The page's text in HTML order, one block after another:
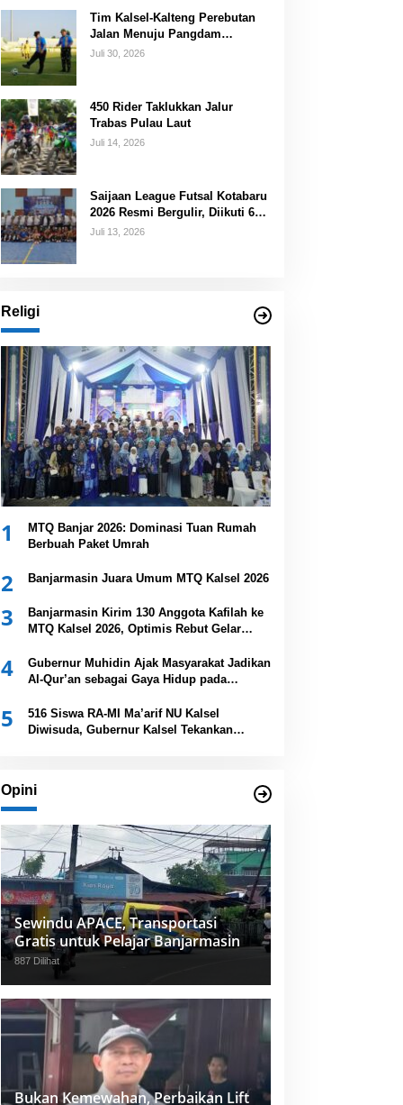
Tim Kalsel-Kalteng Perebutan
Jalan Menuju Pangdam
XXII/Tambun Bungai Cup
Juli 30, 2026
450 Rider Taklukkan Jalur
Trabas Pulau Laut
Juli 14, 2026
Saijaan League Futsal Kotabaru
2026 Resmi Bergulir, Diikuti 67
Tim
Juli 13, 2026
Religi
1
MTQ Banjar 2026: Dominasi Tuan Rumah
Berbuah Paket Umrah
2 Banjarmasin Juara Umum MTQ Kalsel 2026
3
Banjarmasin Kirim 130 Anggota Kafilah ke
MTQ Kalsel 2026, Optimis Rebut Gelar
4
Gubernur Muhidin Ajak Masyarakat Jadikan
Al-Qur’an sebagai Gaya Hidup pada
Provinsi Kalsel
5
516 Siswa RA-MI Ma’arif NU Kalsel
Diwisuda, Gubernur Kalsel Tekankan
Opini
Sewindu APACE, Transportasi
Gratis untuk Pelajar Banjarmasin
887 Dilihat
Bukan Kemewahan, Perbaikan Lift